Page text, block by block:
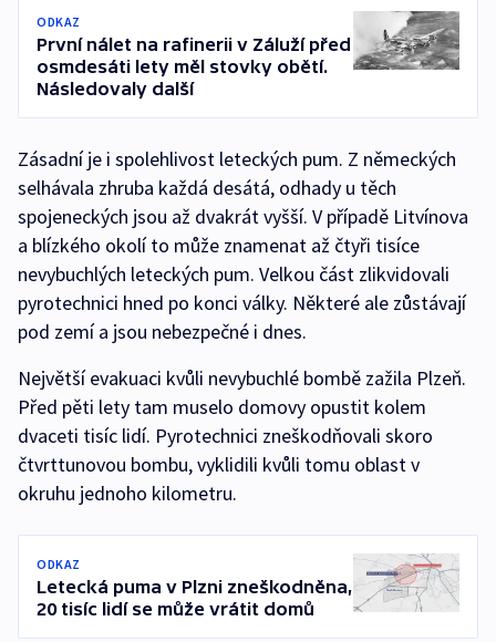
ODKAZ
První nálet na rafinerii v Záluží před
osmdesáti lety měl stovky obětí.
Následovaly další
Zásadní je i spolehlivost leteckých pum. Z německých
selhávala zhruba každá desátá, odhady u těch
spojeneckých jsou až dvakrát vyšší. V případě Litvínova
a blízkého okolí to může znamenat až čtyři tisíce
nevybuchlých leteckých pum. Velkou část zlikvidovali
pyrotechnici hned po konci války. Některé ale zůstávají
pod zemí a jsou nebezpečné i dnes.
Největší evakuaci kvůli nevybuchlé bombě zažila Plzeň.
Před pěti lety tam muselo domovy opustit kolem
dvaceti tisíc lidí. Pyrotechnici zneškodňovali skoro
čtvrttunovou bombu, vyklidili kvůli tomu oblast v
okruhu jednoho kilometru.
ODKAZ
Letecká puma v Plzni zneškodněna,
20 tisíc lidí se může vrátit domů